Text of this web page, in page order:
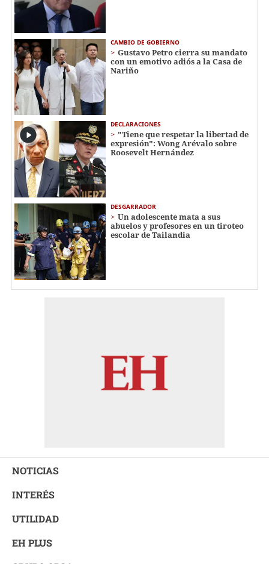
CAMBIO DE GOBIERNO
Gustavo Petro cierra su mandato
con un emotivo adiós a la Casa de
Nariño
DECLARACIONES
"Tiene que respetar la libertad de
expresión": Wong Arévalo sobre
Roosevelt Hernández
DESGARRADOR
Un adolescente mata a sus
abuelos y profesores en un tiroteo
escolar de Tailandia
NOTICIAS
INTERÉS
UTILIDAD
EH PLUS